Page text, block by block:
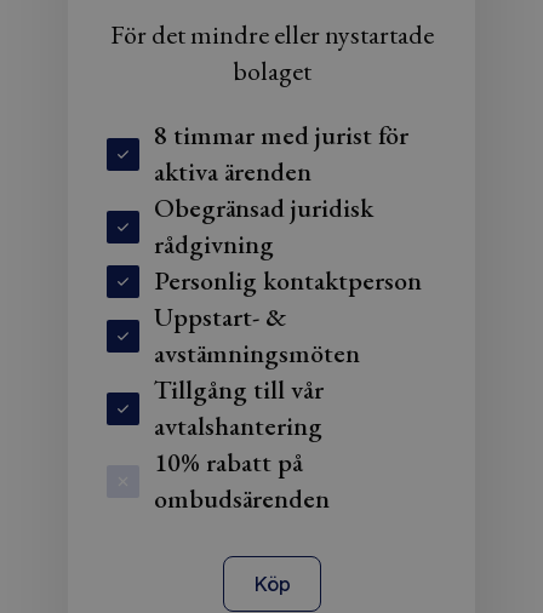
För det mindre eller nystartade
bolaget
8 timmar med jurist för
aktiva ärenden
Obegränsad juridisk
rådgivning
Personlig kontaktperson
Uppstart- &
avstämningsmöten
Tillgång till vår
avtalshantering
10% rabatt på
ombudsärenden
Köp